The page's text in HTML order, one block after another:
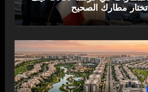
تختار مطارك الصحيح